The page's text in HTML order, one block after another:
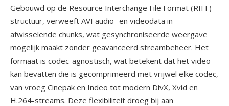
Gebouwd op de Resource Interchange File Format (RIFF)-
structuur, verweeft AVI audio- en videodata in
afwisselende chunks, wat gesynchroniseerde weergave
mogelijk maakt zonder geavanceerd streambeheer. Het
formaat is codec-agnostisch, wat betekent dat het video
kan bevatten die is gecomprimeerd met vrijwel elke codec,
van vroeg Cinepak en Indeo tot modern DivX, Xvid en
H.264-streams. Deze flexibiliteit droeg bij aan